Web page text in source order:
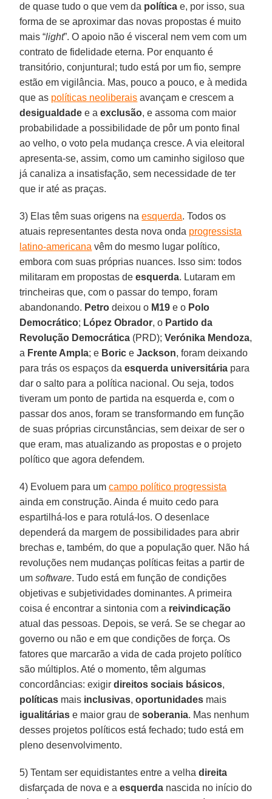
de quase tudo o que vem da política e, por isso, sua
forma de se aproximar das novas propostas é muito
mais “light”. O apoio não é visceral nem vem com um
contrato de fidelidade eterna. Por enquanto é
transitório, conjuntural; tudo está por um fio, sempre
estão em vigilância. Mas, pouco a pouco, e à medida
que as políticas neoliberais avançam e crescem a
desigualdade e aexclusão, e assoma com maior
probabilidade a possibilidade de pôr um ponto final
ao velho, o voto pela mudança cresce. A via eleitoral
apresenta-se, assim, como um caminho sigiloso que
já canaliza a insatisfação, sem necessidade de ter
que ir até as praças.
3) Elas têm suas origens naesquerda. Todos os
atuais representantes desta nova onda progressista
latino-americana vêm do mesmo lugar político,
embora com suas próprias nuances. Isso sim: todos
militaram em propostas de esquerda. Lutaram em
trincheiras que, com o passar do tempo, foram
abandonando. Petro deixou o M19 e o Polo
Democrático; López Obrador, o Partido da
Revolução Democrática (PRD); Verónika Mendoza,
a Frente Ampla; e Borice Jackson, foram deixando
para trás os espaços daesquerda universitária para
dar o salto para a política nacional. Ou seja, todos
tiveram um ponto de partida na esquerda e, com o
passar dos anos, foram se transformando em função
de suas próprias circunstâncias, sem deixar de ser o
que eram, mas atualizando as propostas e o projeto
político que agora defendem.
4) Evoluem para umcampo político progressista
ainda em construção. Ainda é muito cedo para
espartilhá-los e para rotulá-los. O desenlace
dependerá da margem de possibilidades para abrir
brechas e, também, do que a população quer. Não há
revoluções nem mudanças políticas feitas a partir de
um software. Tudo está em função de condições
objetivas e subjetividades dominantes. A primeira
coisa é encontrar a sintonia com a reivindicação
atual das pessoas. Depois, se verá. Se se chegar ao
governo ou não e em que condições de força. Os
fatores que marcarão a vida de cada projeto político
são múltiplos. Até o momento, têm algumas
concordâncias: exigirdireitos sociais básicos,
políticas mais inclusivas, oportunidades mais
igualitáriase maior grau de soberania. Mas nenhum
desses projetos políticos está fechado; tudo está em
pleno desenvolvimento.
5) Tentam ser equidistantes entre a velhadireita
disfarçada de nova e aesquerda nascida no início do